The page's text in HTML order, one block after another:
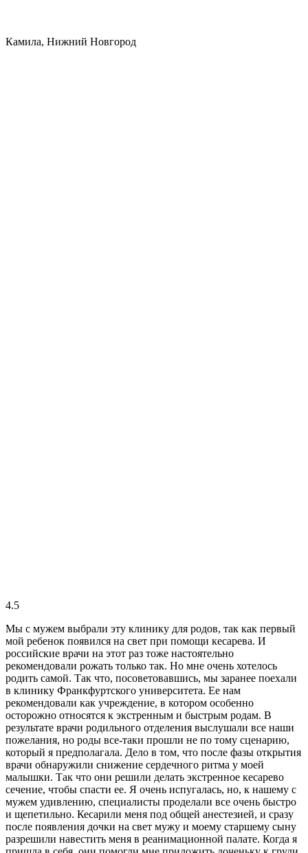
Камила, Нижний Новгород
4.5
Мы с мужем выбрали эту клинику для родов, так как первый
мой ребенок появился на свет при помощи кесарева. И
российские врачи на этот раз тоже настоятельно
рекомендовали рожать только так. Но мне очень хотелось
родить самой. Так что, посоветовавшись, мы заранее поехали
в клинику Франкфуртского университета. Ее нам
рекомендовали как учреждение, в котором особенно
осторожно относятся к экстренным и быстрым родам. В
результате врачи родильного отделения выслушали все наши
пожелания, но роды все-таки прошли не по тому сценарию,
который я предполагала. Дело в том, что после фазы открытия
врачи обнаружили снижение сердечного ритма у моей
малышки. Так что они решили делать экстренное кесарево
сечение, чтобы спасти ее. Я очень испугалась, но, к нашему с
мужем удивлению, специалисты проделали все очень быстро
и щепетильно. Кесарили меня под общей анестезией, и сразу
после появления дочки на свет мужу и моему старшему сыну
разрешили навестить меня в реанимационной палате. Когда я